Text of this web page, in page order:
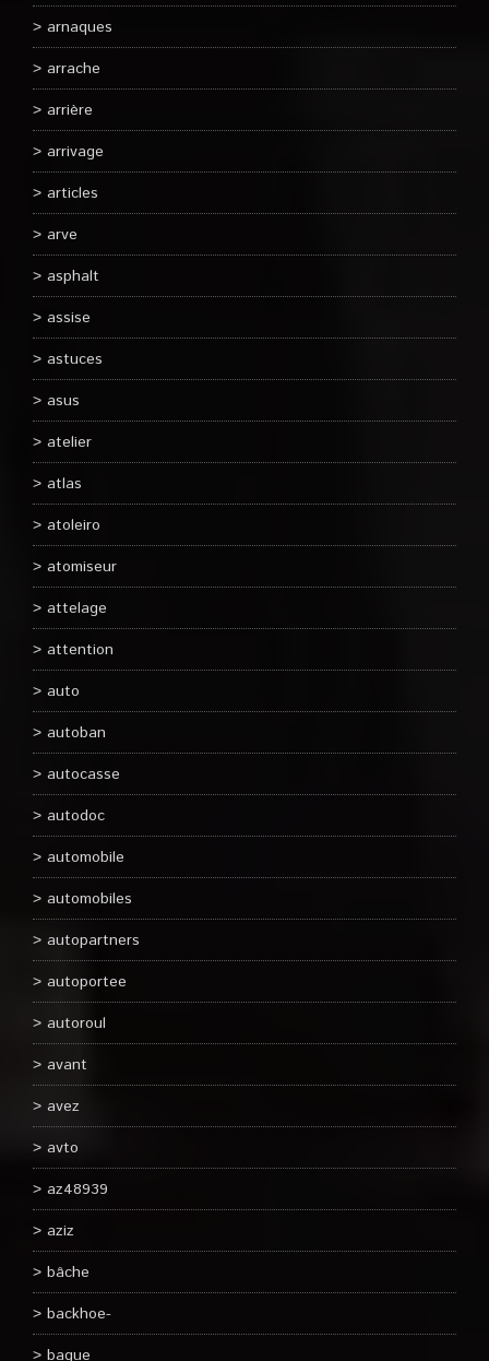
arnaques
arrache
arrière
arrivage
articles
arve
asphalt
assise
astuces
asus
atelier
atlas
atoleiro
atomiseur
attelage
attention
auto
autoban
autocasse
autodoc
automobile
automobiles
autopartners
autoportee
autoroul
avant
avez
avto
az48939
aziz
bâche
backhoe-
bague